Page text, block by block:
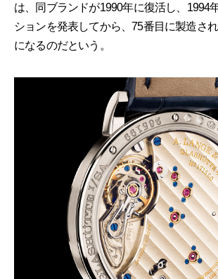
は、同ブランドが1990年に復活し、1994
ションを発表してから、75番目に製造さ
になるのだという。